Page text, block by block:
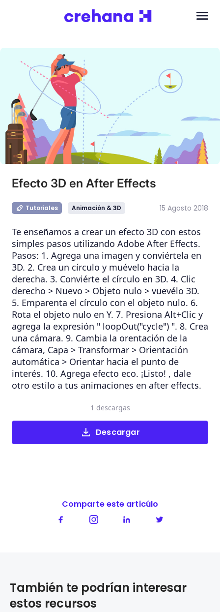
Efecto 3D en After Effects
Tutoriales Animación & 3D 15 Agosto 2018
Te enseñamos a crear un efecto 3D con estos
simples pasos utilizando Adobe After Effects.
Pasos: 1. Agrega una imagen y conviértela en
3D. 2. Crea un círculo y muévelo hacia la
derecha. 3. Conviérte el círculo en 3D. 4. Clic
derecho > Nuevo > Objeto nulo > vuevélo 3D.
5. Emparenta el círculo con el objeto nulo. 6.
Rota el objeto nulo en Y. 7. Presiona Alt+Clic y
agrega la expresión " loopOut("cycle") ". 8. Crea
una cámara. 9. Cambia la orentación de la
cámara, Capa > Transformar > Orientación
automática > Orientar hacia el punto de
interés. 10. Agrega efecto eco. ¡Listo! , dale
otro estilo a tus animaciones en after effects.
Descargar
1 descargas
Comparte este articúlo
También te podrían interesar
estos recursos